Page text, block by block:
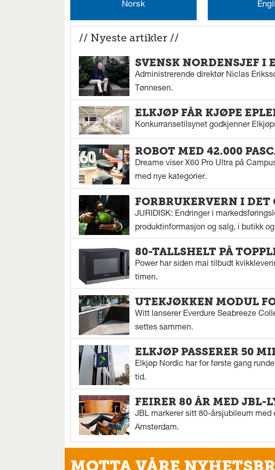
Norsk
// Nyeste artikler //
SVENSK NORDENSJEF I
Administrerende direktør Niclas
Tønnesen.
ELKJØP FÅR KJØPE
Konkurransetilsynet godkjenner
ROBOT MED 42.000
Dreame viser X60 Pro Ultra på
med nye kategorier.
FORBRUKERVERN I
JURIDISK: Endringer i
produktinformasjon og salg, i butikk
80-TALLSHELT PÅ
Power har siden mai tilbudt
timen.
UTEKJØKKEN MODUL
Witt lanserer Everdure Seabreeze
settes sammen.
ELKJØP PASSERER 50
Elkjøp Nordic har for første gang
tid.
FEIRER 80 ÅR MED JBL-
JBL markerer sitt 80-årsjubileum
Amsterdam.
MOTTA VÅRE